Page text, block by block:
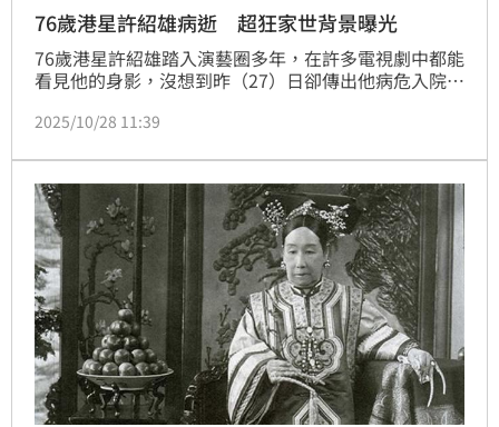
76歲港星許紹雄病逝 超狂家世背景曝光
76歲港星許紹雄踏入演藝圈多年，在許多電視劇中都能
看見他的身影，沒想到昨（27）日卻傳出他病危入院的
前往醫院，幾乎半個香港娛樂圈的人都到醫院探望，如
度引發熱議，其家族為廣州第一望族，從祖先、太公到
叔公、姑婆身分都相當驚人。
2025/10/28 11:39